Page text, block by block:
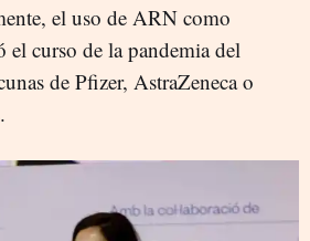
el uso de ARN como
el curso de la pandemia del
de Pfizer, AstraZeneca o